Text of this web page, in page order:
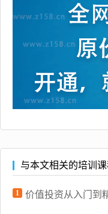
与本文相关的培训
1 价值投资从入门到